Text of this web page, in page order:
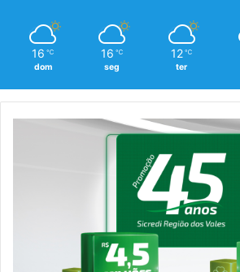
16 ℃
dom
16 ℃
seg
12 ℃
ter